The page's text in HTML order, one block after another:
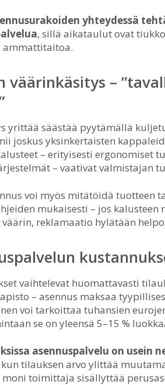
yhteydessä
, sillä aikataulut ovat
ammattitaitoa.
väärinkäsitys –
yrittää säästää pyytämällä
joskus yksinkertaisten
– erityisesti ergonomiset
– vaativat valmistajan
voi myös mitätöidä tuotteen
mukaisesti – jos
reklamaatio hylätään
vaihtelevat huomattavasti
– asennus maksaa
voi tarkoittaa tuhansien
se on yleensä 5–15 %
asennuspalvelu on usein
tilauksen arvo ylittää
moni toimittaja sisällyttää